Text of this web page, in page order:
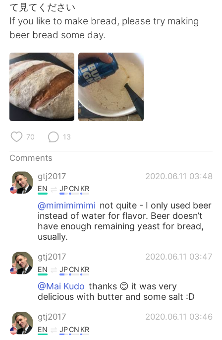
て見てください
If you like to make bread, please try making
beer bread some day.
70 13
Comments
gtj2017
2020.06.11 03:48
EN JPCN KR
@mimimimimi not quite - I only used beer
instead of water for flavor. Beer doesn’t
have enough remaining yeast for bread,
usually.
gtj2017 2020.06.11 03:47
EN JPCN KR
@Mai Kudo thanks 😊 it was very
delicious with butter and some salt :D
gtj2017 2020.06.11 03:46
EN JPCN KR